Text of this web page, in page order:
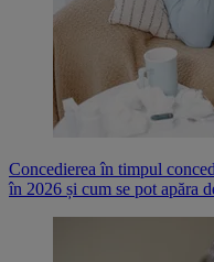
Concedierea în timpul
în 2026 și cum se pot apăra